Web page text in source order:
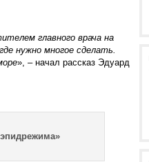
главного врача на
нужно многое сделать.
», – начал рассказ Эдуард